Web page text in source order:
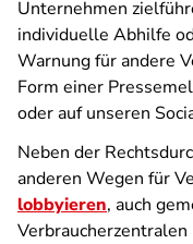
Unternehmen
individuelle Abhilfe
Warnung für andere
Form einer
oder auf unseren
Neben der
anderen Wegen für
lobbyieren, auch